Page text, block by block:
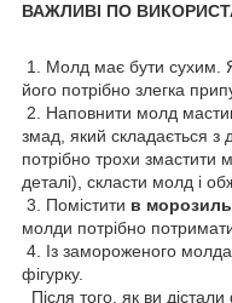
ВАЖЛИВІ ПО
1. Молд має бути сухим.
його потрібно злегка
2. Наповнити молд
змад, який складається з
потрібно трохи змастити
деталі), скласти молд і
3. Помістити в
молди потрібно
4. Із замороженого
фігурку.
Після того, як ви